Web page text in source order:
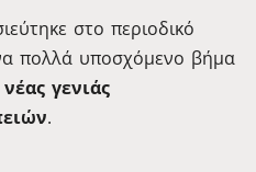
στο περιοδικό
πολλά υποσχόμενο βήμα
γενιάς
.